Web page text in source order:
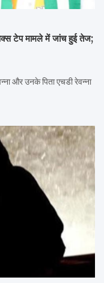
टेप मामले में जांच हुई तेज;
और उनके पिता एचडी रेवन्ना